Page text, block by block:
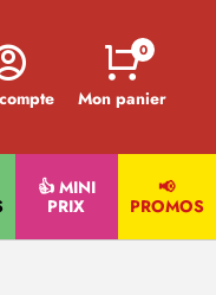
Mon panier
0
👍 MINI
PRIX
📢
PROMOS